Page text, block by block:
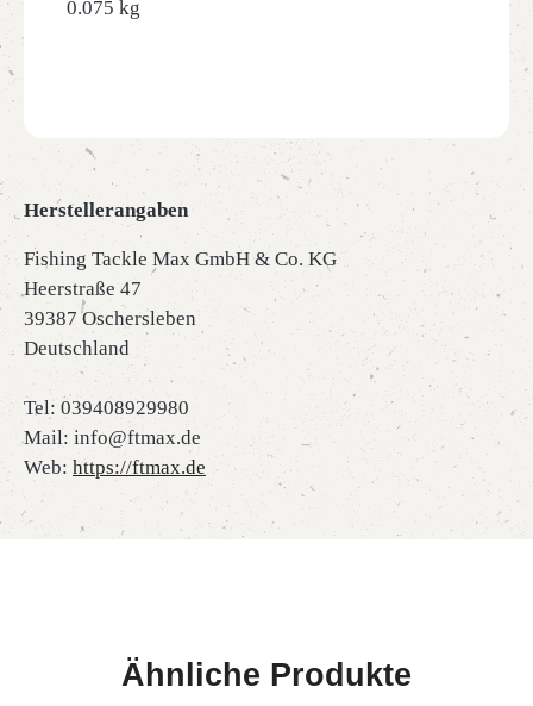
0.075 kg
Herstellerangaben
Fishing Tackle Max GmbH & Co. KG
Heerstraße 47
39387 Oschersleben
Deutschland
Tel: 039408929980
Mail: info@ftmax.de
Web: https://ftmax.de
Ähnliche Produkte